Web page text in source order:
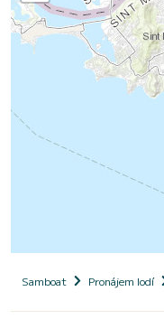
Samboat Pronájem lodí